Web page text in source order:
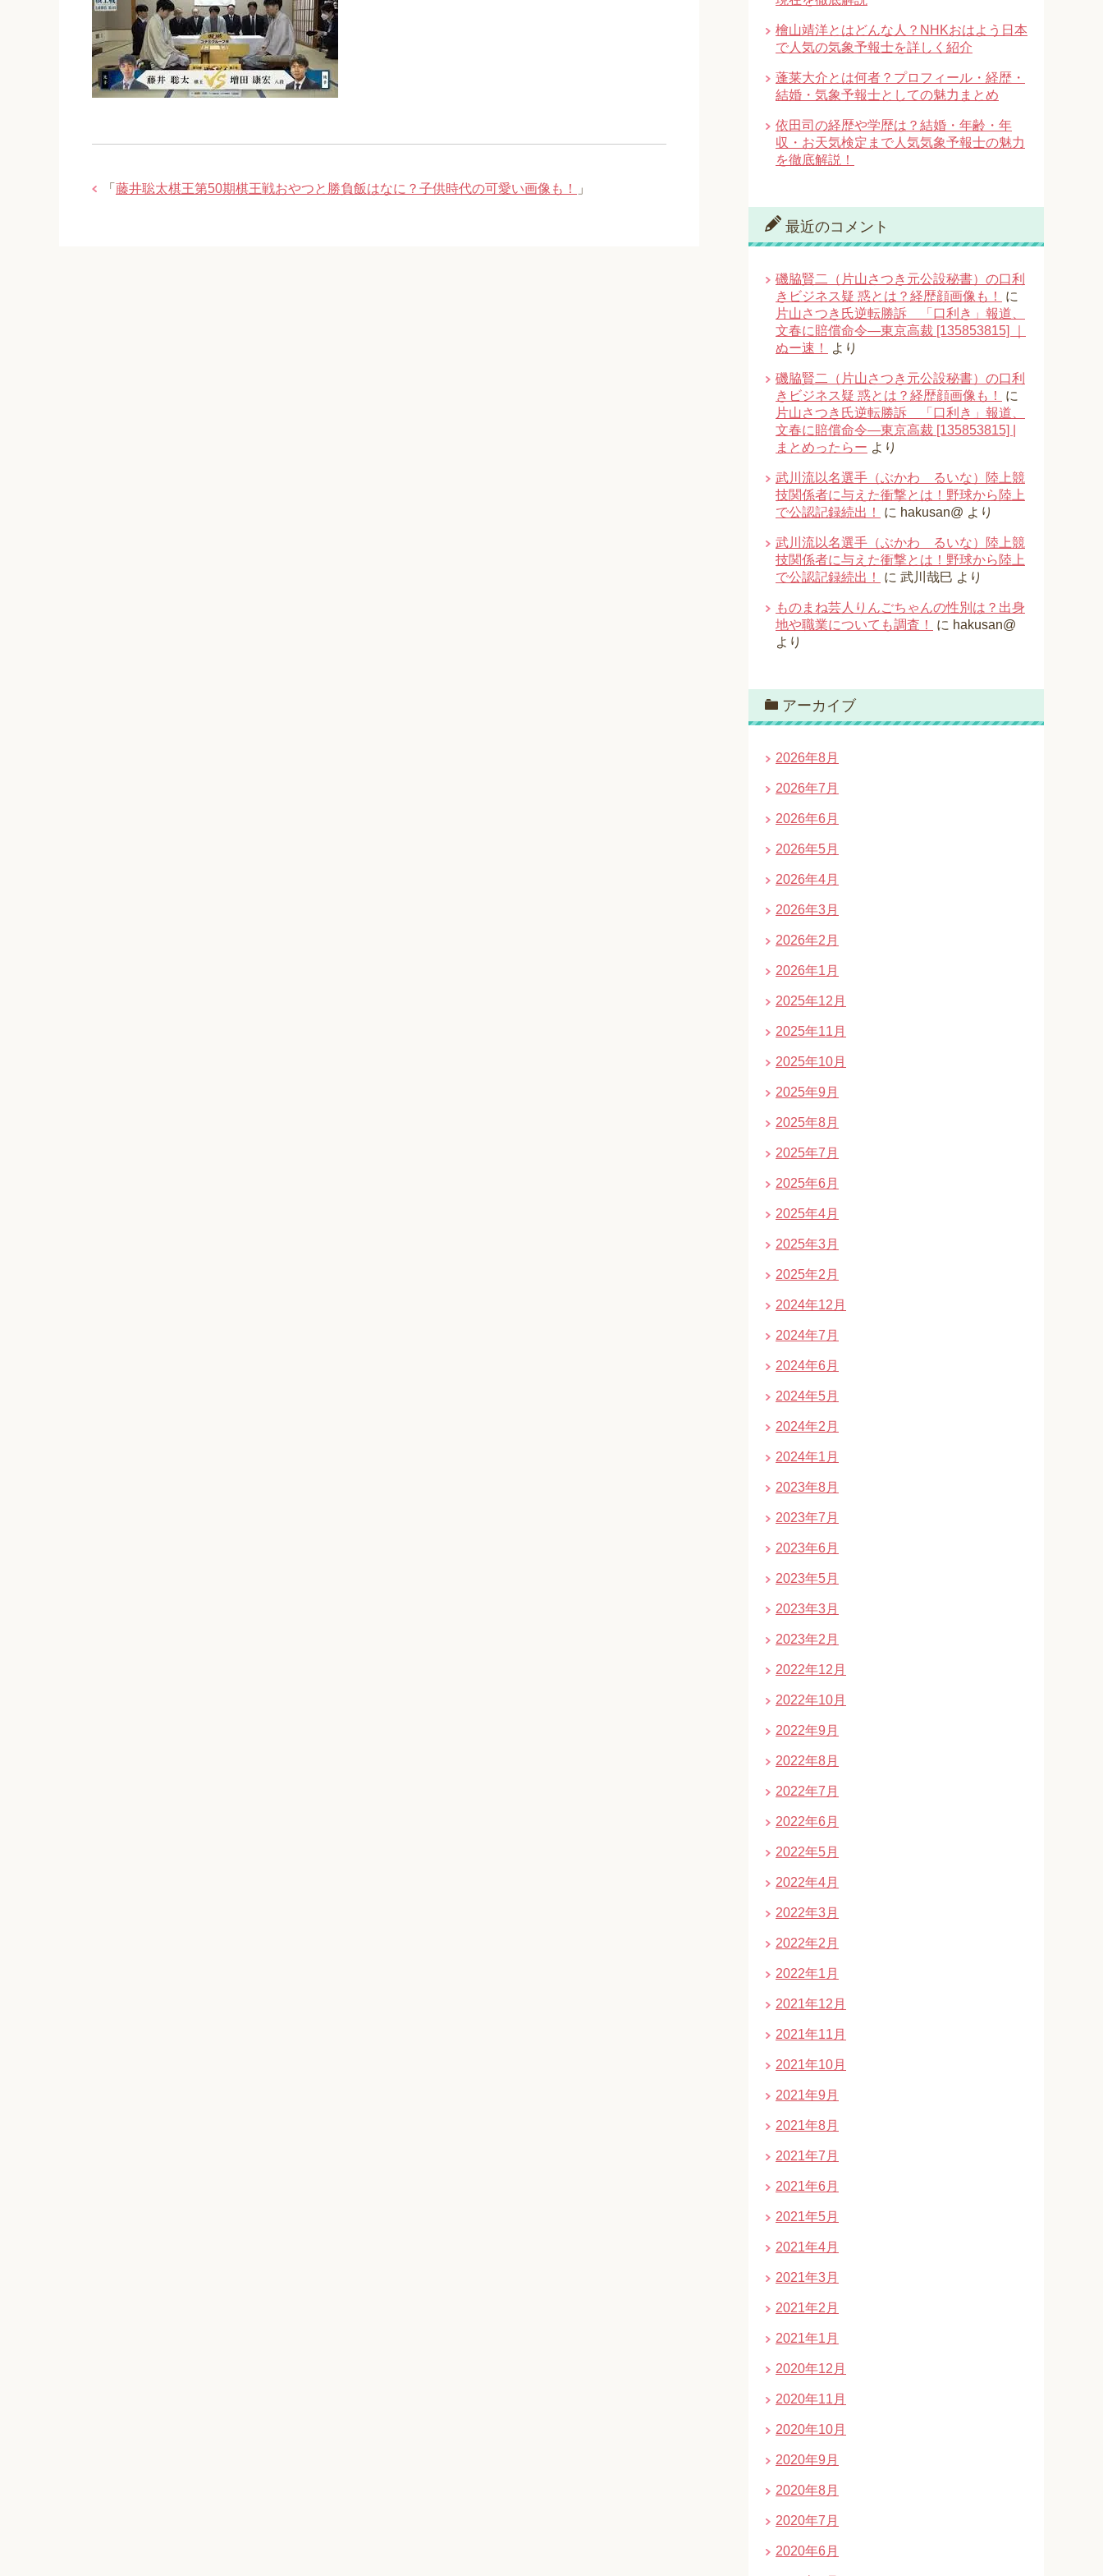
「 藤井聡太棋王第50期棋王戦おやつと勝負飯はなに？子供時代の可愛い画像も！ 」
檜山靖洋とはどんな人？NHKおはよう日本
で人気の気象予報士を詳しく紹介
蓬莱大介とは何者？プロフィール・経歴・
結婚・気象予報士としての魅力まとめ
依田司の経歴や学歴は？結婚・年齢・年
収・お天気検定まで人気気象予報士の魅力
を徹底解説！
最近のコメント
磯脇賢二（片山さつき元公設秘書）の口利
きビジネス疑 惑とは？経歴顔画像も！
に
片山さつき氏逆転勝訴 「口利き」報道、
文春に賠償命令―東京高裁 [135853815] ｜
ぬー速！
より
磯脇賢二（片山さつき元公設秘書）の口利
きビジネス疑 惑とは？経歴顔画像も！
に
片山さつき氏逆転勝訴 「口利き」報道、
文春に賠償命令―東京高裁 [135853815] |
まとめったらー より
武川流以名選手（ぶかわ るいな）陸上競
技関係者に与えた衝撃とは！野球から陸上
で公認記録続出！
に hakusan@ より
武川流以名選手（ぶかわ るいな）陸上競
技関係者に与えた衝撃とは！野球から陸上
で公認記録続出！
に 武川哉巳 より
ものまね芸人りんごちゃんの性別は？出身
地や職業についても調査！
に hakusan@
より
アーカイブ
2026年8月
2026年7月
2026年6月
2026年5月
2026年4月
2026年3月
2026年2月
2026年1月
2025年12月
2025年11月
2025年10月
2025年9月
2025年8月
2025年7月
2025年6月
2025年4月
2025年3月
2025年2月
2024年12月
2024年7月
2024年6月
2024年5月
2024年2月
2024年1月
2023年8月
2023年7月
2023年6月
2023年5月
2023年3月
2023年2月
2022年12月
2022年10月
2022年9月
2022年8月
2022年7月
2022年6月
2022年5月
2022年4月
2022年3月
2022年2月
2022年1月
2021年12月
2021年11月
2021年10月
2021年9月
2021年8月
2021年7月
2021年6月
2021年5月
2021年4月
2021年3月
2021年2月
2021年1月
2020年12月
2020年11月
2020年10月
2020年9月
2020年8月
2020年7月
2020年6月